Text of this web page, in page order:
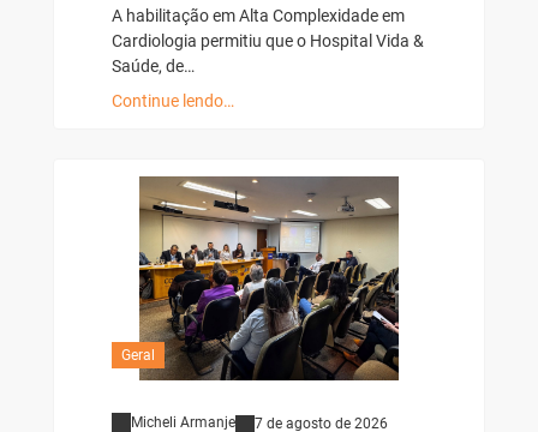
A habilitação em Alta Complexidade em
Cardiologia permitiu que o Hospital Vida &
Saúde, de…
Continue lendo…
Geral
Micheli Armanje 7 de agosto de 2026